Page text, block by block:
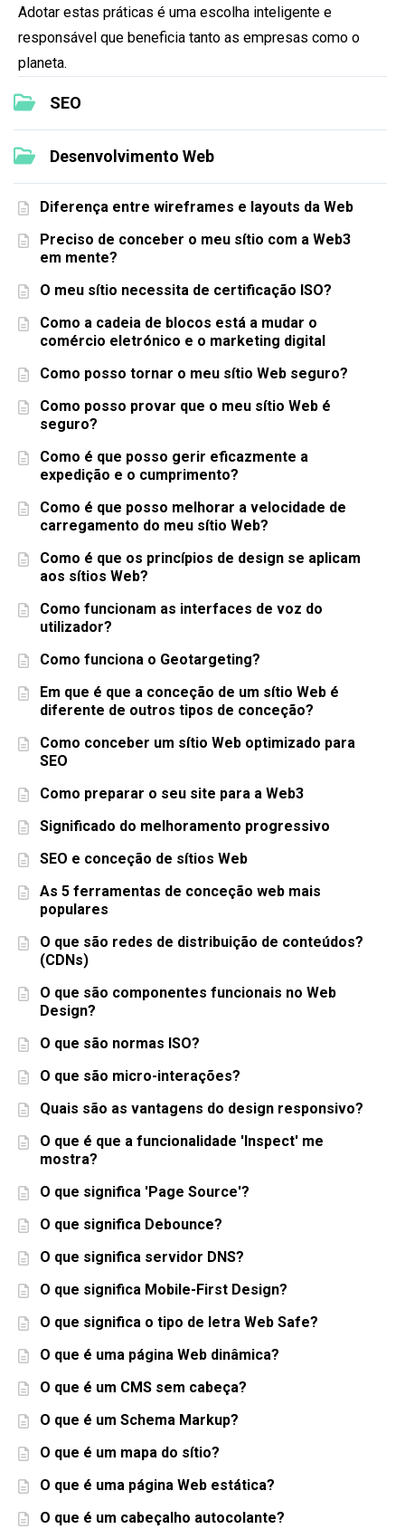
SEO
Desenvolvimento Web
Diferença entre wireframes e layouts da Web
Preciso de conceber o meu sítio com a Web3
em mente?
O meu sítio necessita de certificação ISO?
Como a cadeia de blocos está a mudar o
comércio eletrónico e o marketing digital
Como posso tornar o meu sítio Web seguro?
Como posso provar que o meu sítio Web é
seguro?
Como é que posso gerir eficazmente a
expedição e o cumprimento?
Como é que posso melhorar a velocidade de
carregamento do meu sítio Web?
Como é que os princípios de design se aplicam
aos sítios Web?
Como funcionam as interfaces de voz do
utilizador?
Como funciona o Geotargeting?
Em que é que a conceção de um sítio Web é
diferente de outros tipos de conceção?
Como conceber um sítio Web optimizado para
SEO
Como preparar o seu site para a Web3
Significado do melhoramento progressivo
SEO e conceção de sítios Web
As 5 ferramentas de conceção web mais
populares
O que são redes de distribuição de conteúdos?
(CDNs)
O que são componentes funcionais no Web
Design?
O que são normas ISO?
O que são micro-interações?
Quais são as vantagens do design responsivo?
O que é que a funcionalidade 'Inspect' me
mostra?
O que significa 'Page Source'?
O que significa Debounce?
O que significa servidor DNS?
O que significa Mobile-First Design?
O que significa o tipo de letra Web Safe?
O que é uma página Web dinâmica?
O que é um CMS sem cabeça?
O que é um Schema Markup?
O que é um mapa do sítio?
O que é uma página Web estática?
O que é um cabeçalho autocolante?
Adotar estas práticas é uma escolha inteligente e
responsável que beneficia tanto as empresas como o
planeta.